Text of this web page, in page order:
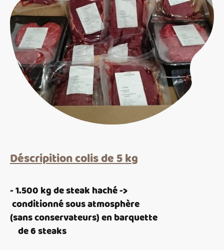
Déscripition colis de 5 kg
- 1.500 kg de steak haché ->
conditionné sous atmosphère
(sans conservateurs) en barquette
de 6 steaks